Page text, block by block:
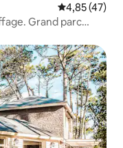
Note
4,85 (47)
Grand parc